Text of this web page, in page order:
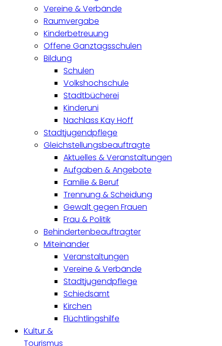
Vereine & Verbände
Raumvergabe
Kinderbetreuung
Offene Ganztagsschulen
Bildung
Schulen
Volkshochschule
Stadtbücherei
Kinderuni
Nachlass Kay Hoff
Stadtjugendpflege
Gleichstellungsbeauftragte
Aktuelles & Veranstaltungen
Aufgaben & Angebote
Familie & Beruf
Trennung & Scheidung
Gewalt gegen Frauen
Frau & Politik
Behindertenbeauftragter
Miteinander
Veranstaltungen
Vereine & Verbände
Stadtjugendpflege
Schiedsamt
Kirchen
Flüchtlingshilfe
Kultur &
Tourismus